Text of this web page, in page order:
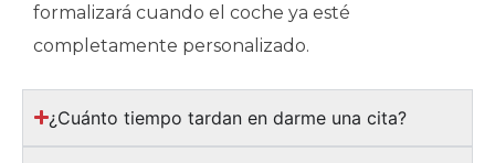
formalizará cuando el coche ya esté
completamente personalizado.
¿Cuánto tiempo tardan en darme una cita?